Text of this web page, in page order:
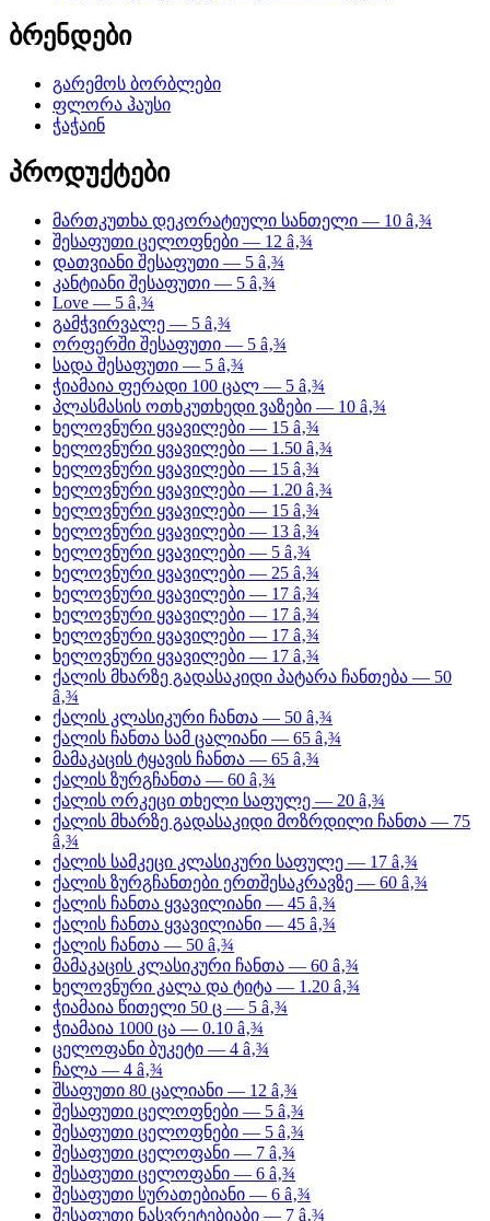
ბრენდები
გარემოს ბორბლები
ფლორა ჰაუსი
ჭაჭაინ
პროდუქტები
მართკუთხა დეკორატიული სანთელი — 10 â‚¾
შესაფუთი ცელოფნები — 12 â‚¾
დათვიანი შესაფუთი — 5 â‚¾
კანტიანი შესაფუთი — 5 â‚¾
Love — 5 â‚¾
გამჭვირვალე — 5 â‚¾
ორფერში შესაფუთი — 5 â‚¾
სადა შესაფუთი — 5 â‚¾
ჭიამაია ფერადი 100 ცალ — 5 â‚¾
პლასმასის ოთხკუთხედი ვაზები — 10 â‚¾
ხელოვნური ყვავილები — 15 â‚¾
ხელოვნური ყვავილები — 1.50 â‚¾
ხელოვნური ყვავილები — 15 â‚¾
ხელოვნური ყვავილები — 1.20 â‚¾
ხელოვნური ყვავილები — 15 â‚¾
ხელოვნური ყვავილები — 13 â‚¾
ხელოვნური ყვავილები — 5 â‚¾
ხელოვნური ყვავილები — 25 â‚¾
ხელოვნური ყვავილები — 17 â‚¾
ხელოვნური ყვავილები — 17 â‚¾
ხელოვნური ყვავილები — 17 â‚¾
ხელოვნური ყვავილები — 17 â‚¾
ქალის მხარზე გადასაკიდი პატარა ჩანთება — 50
â‚¾
ქალის კლასიკური ჩანთა — 50 â‚¾
ქალის ჩანთა სამ ცალიანი — 65 â‚¾
მამაკაცის ტყავის ჩანთა — 65 â‚¾
ქალის ზურგჩანთა — 60 â‚¾
ქალის ორკეცი თხელი საფულე — 20 â‚¾
ქალის მხარზე გადასაკიდი მოზრდილი ჩანთა — 75
â‚¾
ქალის სამკეცი კლასიკური საფულე — 17 â‚¾
ქალის ზურგჩანთები ერთშესაკრავზე — 60 â‚¾
ქალის ჩანთა ყვავილიანი — 45 â‚¾
ქალის ჩანთა ყვავილიანი — 45 â‚¾
ქალის ჩანთა — 50 â‚¾
მამაკაცის კლასიკური ჩანთა — 60 â‚¾
ხელოვნური კალა და ტიტა — 1.20 â‚¾
ჭიამაია წითელი 50 ც — 5 â‚¾
ჭიამაია 1000 ცა — 0.10 â‚¾
ცელოფანი ბუკეტი — 4 â‚¾
ჩალა — 4 â‚¾
შსაფუთი 80 ცალიანი — 12 â‚¾
შესაფუთი ცელოფნები — 5 â‚¾
შესაფუთი ცელოფნები — 5 â‚¾
შესაფუთი ცელოფანი — 7 â‚¾
შესაფუთი ცელოფანი — 6 â‚¾
შესაფუთი სურათებიანი — 6 â‚¾
შესაფუთი ნასვრეტებიაბი — 7 â‚¾